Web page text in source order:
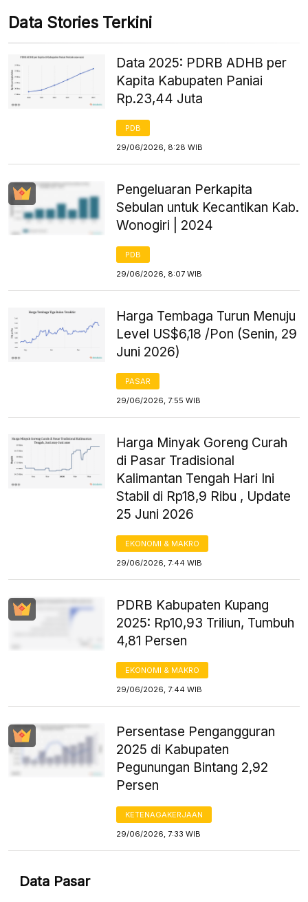
Data Stories Terkini
Data 2025: PDRB ADHB per
Kapita Kabupaten Paniai
Rp.23,44 Juta
PDB
29/06/2026, 8:28 WIB
Pengeluaran Perkapita
Sebulan untuk Kecantikan Kab.
Wonogiri | 2024
PDB
29/06/2026, 8:07 WIB
Harga Tembaga Turun Menuju
Level US$6,18 /Pon (Senin, 29
Juni 2026)
PASAR
29/06/2026, 7:55 WIB
Harga Minyak Goreng Curah
di Pasar Tradisional
Kalimantan Tengah Hari Ini
Stabil di Rp18,9 Ribu , Update
25 Juni 2026
EKONOMI & MAKRO
29/06/2026, 7:44 WIB
PDRB Kabupaten Kupang
2025: Rp10,93 Triliun, Tumbuh
4,81 Persen
EKONOMI & MAKRO
29/06/2026, 7:44 WIB
Persentase Pengangguran
2025 di Kabupaten
Pegunungan Bintang 2,92
Persen
KETENAGAKERJAAN
29/06/2026, 7:33 WIB
Data Pasar